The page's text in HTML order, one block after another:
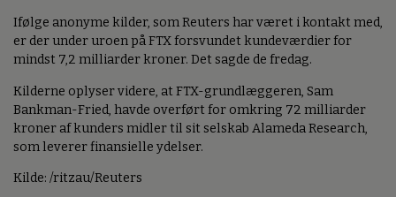
Ifølge anonyme kilder, som Reuters har været i kontakt med,
er der under uroen på FTX forsvundet kundeværdier for
mindst 7,2 milliarder kroner. Det sagde de fredag.
Kilderne oplyser videre, at FTX-grundlæggeren, Sam
Bankman-Fried, havde overført for omkring 72 milliarder
kroner af kunders midler til sit selskab Alameda Research,
som leverer finansielle ydelser.
Kilde: /ritzau/Reuters